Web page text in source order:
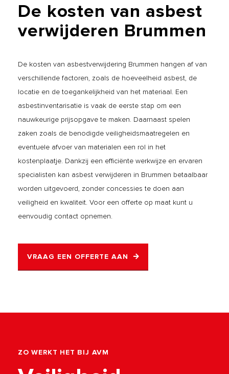
De kosten van asbest
verwijderen Brummen
De kosten van asbestverwijdering Brummen hangen af van
verschillende factoren, zoals de hoeveelheid asbest, de
locatie en de toegankelijkheid van het materiaal. Een
asbestinventarisatie is vaak de eerste stap om een
nauwkeurige prijsopgave te maken. Daarnaast spelen
zaken zoals de benodigde veiligheidsmaatregelen en
eventuele afvoer van materialen een rol in het
kostenplaatje. Dankzij een efficiënte werkwijze en ervaren
specialisten kan asbest verwijderen in Brummen betaalbaar
worden uitgevoerd, zonder concessies te doen aan
veiligheid en kwaliteit. Voor een offerte op maat kunt u
eenvoudig contact opnemen.
VRAAG EEN OFFERTE AAN
ZO WERKT HET BIJ AVM